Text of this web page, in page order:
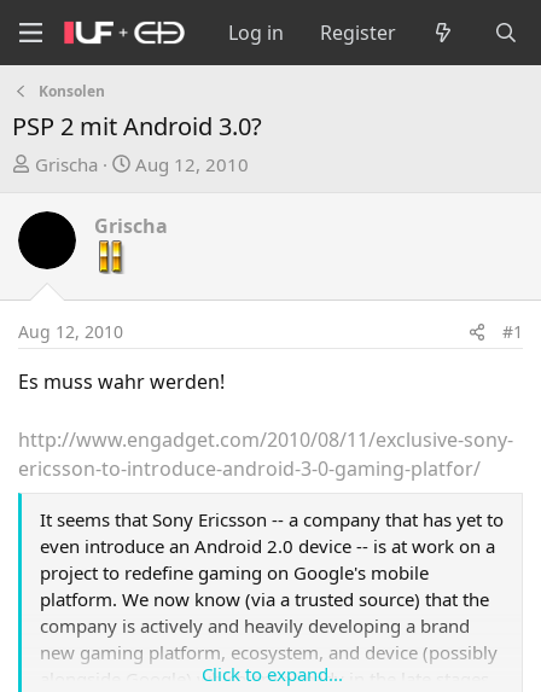
Log in Register
Konsolen
PSP 2 mit Android 3.0?
T
r
a
d
t
a
e
r
Grischa
S
d
t
e
Aug 12, 2010
Grischa
Aug 12, 2010 #1
Es muss wahr werden!
http://www.engadget.com/2010/08/11/exclusive-sony-
ericsson-to-introduce-android-3-0-gaming-platfor/
It seems that Sony Ericsson -- a company that has yet to
even introduce an Android 2.0 device -- is at work on a
project to redefine gaming on Google's mobile
platform. We now know (via a trusted source) that the
company is actively and heavily developing a brand
new gaming platform, ecosystem, and device (possibly
alongside Google) which are already in the late stages
Click to expand...